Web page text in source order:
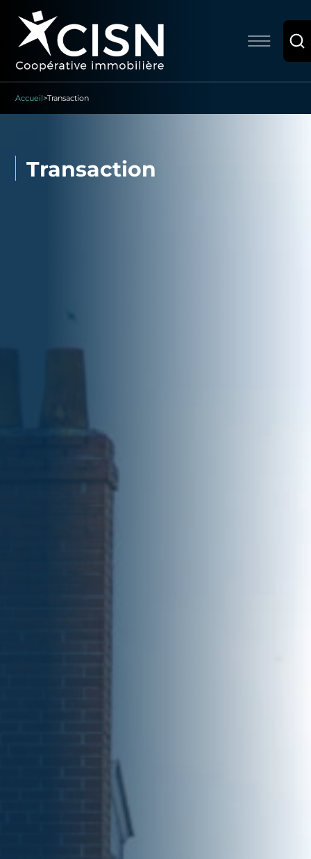
Accueil>Transaction
Transaction